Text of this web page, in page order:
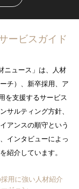
ービスガイド
ニュース」は、人材
チ）、新卒採用、ア
を支援するサービス
サルティング方針、
アンスの順守という
インタビューによっ
紹介しています。
用に強い人材紹介